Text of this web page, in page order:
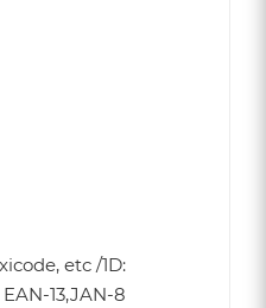
etc /1D:
13,JAN-8